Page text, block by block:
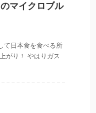
マイクロブル
て日本食を食べる所
がり！ やはりガス